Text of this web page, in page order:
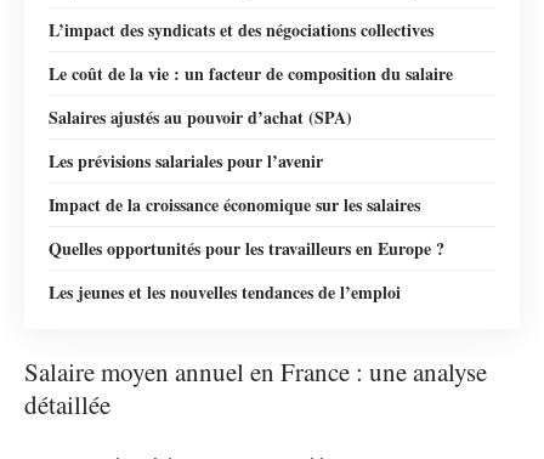
L’impact des syndicats et des négociations collectives
Le coût de la vie : un facteur de composition du salaire
Salaires ajustés au pouvoir d’achat (SPA)
Les prévisions salariales pour l’avenir
Impact de la croissance économique sur les salaires
Quelles opportunités pour les travailleurs en Europe ?
Les jeunes et les nouvelles tendances de l’emploi
Salaire moyen annuel en France : une analyse
détaillée